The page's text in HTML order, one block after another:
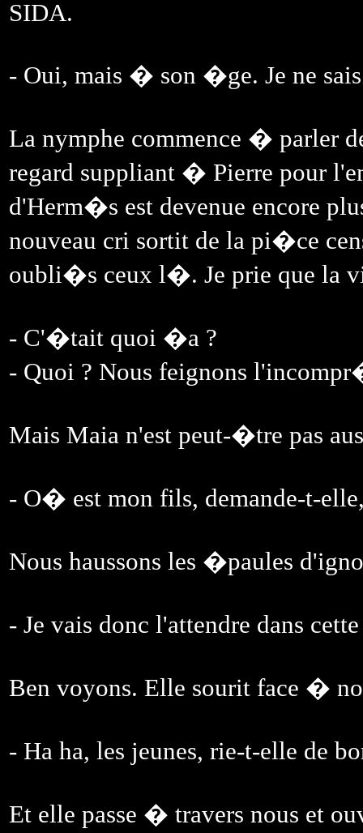
SIDA.
- Oui, mais � son �ge. Je ne
La nymphe commence � parler
regard suppliant � Pierre pour
d'Herm�s est devenue encore
nouveau cri sortit de la pi�ce
oubli�s ceux l�. Je prie que la
- C'�tait quoi �a ?
- Quoi ? Nous feignons
Mais Maia n'est peut-�tre pas
- O� est mon fils, demande-t-
Nous haussons les �paules
- Je vais donc l'attendre dans
Ben voyons. Elle sourit face �
- Ha ha, les jeunes, rie-t-elle de
Et elle passe � travers nous et